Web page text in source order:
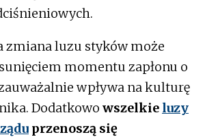
zmiana luzu styków może
momentu zapłonu o
wpływa na kulturę
Dodatkowo wszelkie luzy
przenoszą się